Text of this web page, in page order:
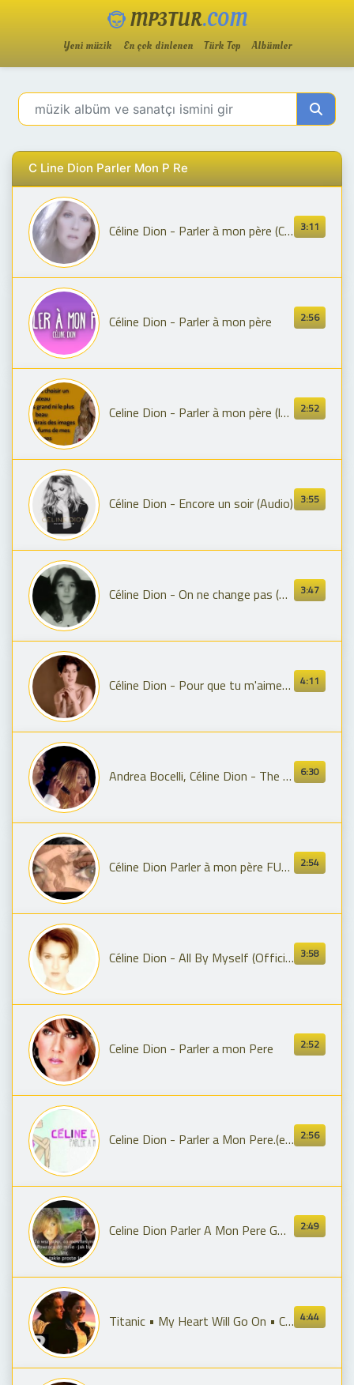
MP3TUR.COM
Yeni müzik En çok dinlenen Türk Top Albümler
C Line Dion Parler Mon P Re
3:11
Céline Dion - Parler à mon père (Clip officiel)
2:56
Céline Dion - Parler à mon père
2:52
Celine Dion - Parler à mon père (lyrics-paroles,HD
3:55
Céline Dion - Encore un soir (Audio)
3:47
Céline Dion - On ne change pas (Vidéo officielle remasterisée en HD)
4:11
Céline Dion - Pour que tu m'aimes encore (Vidéo officielle remasterisée en HD)
6:30
Andrea Bocelli, Céline Dion - The Prayer (Live at Central Park / 2011)
2:54
Céline Dion Parler à mon père FULL SONG CD QUALITY YouTube
3:58
Céline Dion - All By Myself (Official Remastered HD Video)
2:52
Celine Dion - Parler a mon Pere
2:56
Celine Dion - Parler a Mon Pere.(exclu 2012).HD
2:49
Celine Dion Parler A Mon Pere GDY TATA PRZY MNIE JEST Karaoke
4:44
Titanic • My Heart Will Go On • Celine Dion